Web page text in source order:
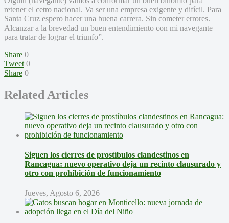
retener el cetro nacional. Va ser una empresa exigente y difícil. Para
Santa Cruz espero hacer una buena carrera. Sin cometer errores.
Alcanzar a la brevedad un buen entendimiento con mi navegante
para tratar de lograr el triunfo”.
Share 0
Tweet 0
Share 0
Related Articles
Siguen los cierres de prostíbulos clandestinos en
Rancagua: nuevo operativo deja un recinto clausurado y
otro con prohibición de funcionamiento
Jueves, Agosto 6, 2026